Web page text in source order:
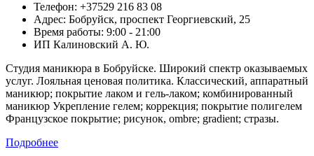
Телефон: +37529 216 83 08
Адрес: Бобруйск, проспект Георгиевский, 25
Время работы: 9:00 - 21:00
ИП Калиновский А. Ю.
Студия маникюра в Бобруйске. Широкий спектр оказываемых
услуг. Лояльная ценовая политика. Классический, аппаратный
маникюр; покрытие лаком и гель-лаком; комбинированный
маникюр Укрепление гелем; коррекция; покрытие полигелем
Французское покрытие; рисунок, ombre; gradient; стразы.
Подробнее